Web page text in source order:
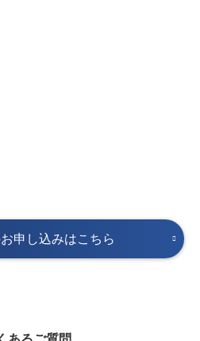
申し込みはこちら